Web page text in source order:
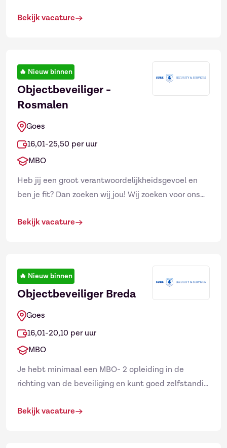
pakket...
Bekijk vacature
🔥 Nieuw binnen
Objectbeveiliger -
Rosmalen
Goes
16,01-25,50 per uur
MBO
Heb jij een groot verantwoordelijkheidsgevoel en
ben je fit? Dan zoeken wij jou! Wij zoeken voor ons
afwisselen...
Bekijk vacature
🔥 Nieuw binnen
Objectbeveiliger Breda
Goes
16,01-20,10 per uur
MBO
Je hebt minimaal een MBO- 2 opleiding in de
richting van de beveiliging en kunt goed zelfstandig
zelfverzekerde...
Bekijk vacature